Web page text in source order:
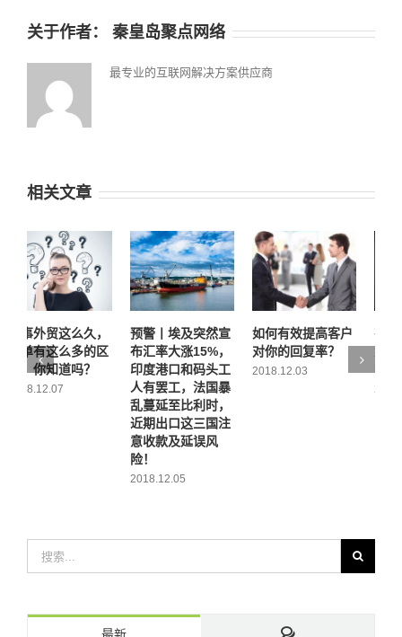
关于作者： 秦皇岛聚点网络
最专业的互联网解决方案供应商
相关文章
预警丨埃及突然宣
布汇率大涨15%，
印度港口和码头工
人有罢工，法国暴
如何有效提高客户
对你的回复率？
2018.12.03
有哪些看上去很高
大上 实际很简单的
PS技巧